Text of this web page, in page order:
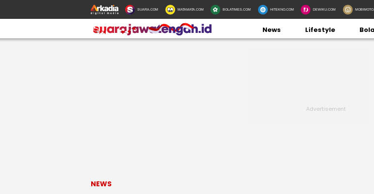
SUARA.COM MATAMATA.COM BOLATIMES.COM HITEKNO.COM DEWIKU.COM
News Lifestyle Bola
NEWS